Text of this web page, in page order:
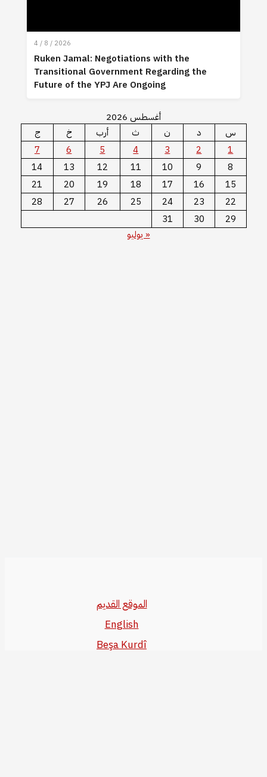
4 / 8 / 2026
Ruken Jamal: Negotiations with the
Transitional Government Regarding the
Future of the YPJ Are Ongoing
أغسطس 2026
س
د ن ث أرب خ
ج
1
2
3
4
5
6
7
8
9
10
11
12
13
14
15
16
17
18
19
20
21
22
23
24
25
26
27
28
29
30
31
« يوليو
الموقع القديم
English
Beşa Kurdî